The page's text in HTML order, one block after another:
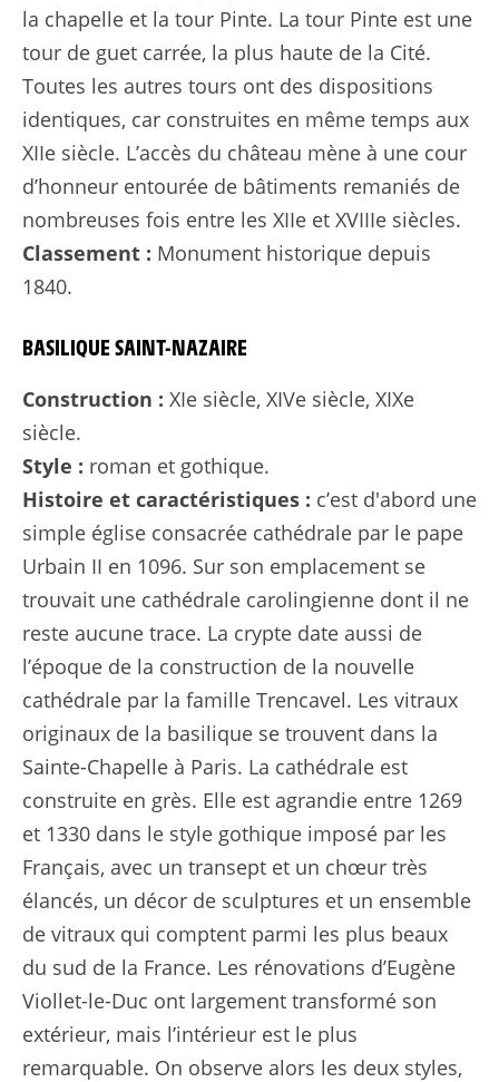
la chapelle et la tour Pinte. La tour Pinte est une
tour de guet carrée, la plus haute de la Cité.
Toutes les autres tours ont des dispositions
identiques, car construites en même temps aux
XIIe siècle. L’accès du château mène à une cour
d’honneur entourée de bâtiments remaniés de
nombreuses fois entre les XIIe et XVIIIe siècles.
Classement : Monument historique depuis
1840.
BASILIQUE SAINT-NAZAIRE
Construction : XIe siècle, XIVe siècle, XIXe
siècle.
Style : roman et gothique.
Histoire et caractéristiques : c’est d'abord une
simple église consacrée cathédrale par le pape
Urbain II en 1096. Sur son emplacement se
trouvait une cathédrale carolingienne dont il ne
reste aucune trace. La crypte date aussi de
l’époque de la construction de la nouvelle
cathédrale par la famille Trencavel. Les vitraux
originaux de la basilique se trouvent dans la
Sainte-Chapelle à Paris. La cathédrale est
construite en grès. Elle est agrandie entre 1269
et 1330 dans le style gothique imposé par les
Français, avec un transept et un chœur très
élancés, un décor de sculptures et un ensemble
de vitraux qui comptent parmi les plus beaux
du sud de la France. Les rénovations d’Eugène
Viollet-le-Duc ont largement transformé son
extérieur, mais l’intérieur est le plus
remarquable. On observe alors les deux styles,